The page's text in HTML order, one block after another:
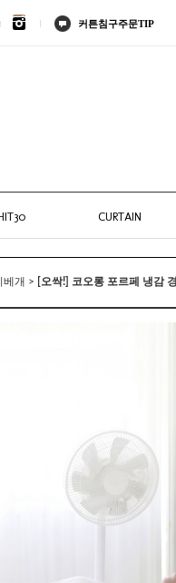
커튼침구주문TIP
CURTAIN
베개 > [오싹!] 코오롱 포르페 냉감